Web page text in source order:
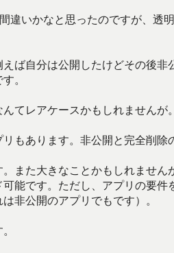
違いかなと思ったのですが、透
ば自分は公開したけどその後
。
てレアケースかもしれませんが。
もあります。非公開と完全削除
また大きなことかもしれませ
能です。ただし、アプリの要
非公開のアプリでもです）。